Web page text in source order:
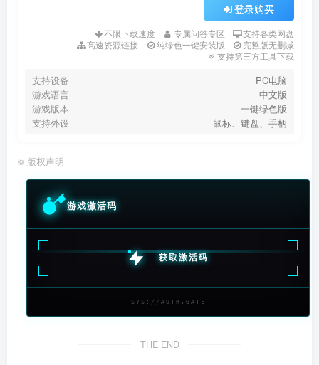
登录购买
不限下载速度 专属问答专区
支持各类网盘
高速资源链接
纯绿色一键安装版
完整版无删减
支持第三方工具下载
支持设备
PC电脑
游戏语言
中文版
游戏版本
一键绿色版
支持外设
鼠标、键盘、手柄
© 版权声明
游戏激活码
获取激活码
SYS://AUTH.GATE
THE END